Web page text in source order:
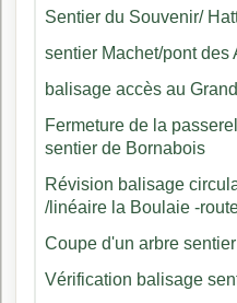
Sentier du Souvenir/
sentier Machet/pont
balisage accès au
Fermeture de la
sentier de Bornabois
Révision balisage
/linéaire la Boulaie -
Coupe d'un arbre
Vérification balisage